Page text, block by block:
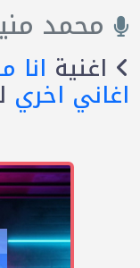
محمد
اغنية انا
اغاني اخري